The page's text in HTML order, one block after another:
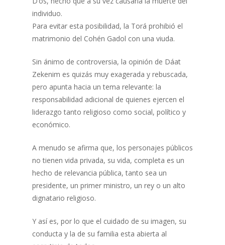
individuo.
Para evitar esta posibilidad, la Torá prohibió el
matrimonio del Cohén Gadol con una viuda.
Sin ánimo de controversia, la opinión de Dáat
Zekenim es quizás muy exagerada y rebuscada,
pero apunta hacia un tema relevante: la
responsabilidad adicional de quienes ejercen el
liderazgo tanto religioso como social, político y
económico.
A menudo se afirma que, los personajes públicos
no tienen vida privada, su vida, completa es un
hecho de relevancia pública, tanto sea un
presidente, un primer ministro, un rey o un alto
dignatario religioso.
Y así es, por lo que el cuidado de su imagen, su
conducta y la de su familia esta abierta al